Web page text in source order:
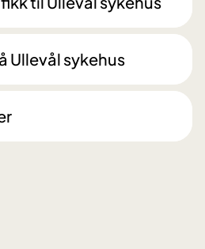
Ullevål sykehus